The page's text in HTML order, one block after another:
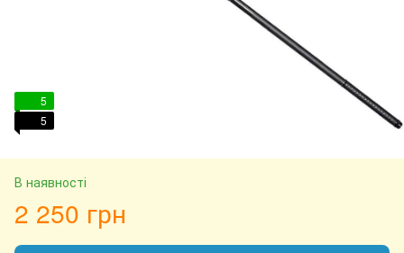
5
5
В наявності
2 250 грн